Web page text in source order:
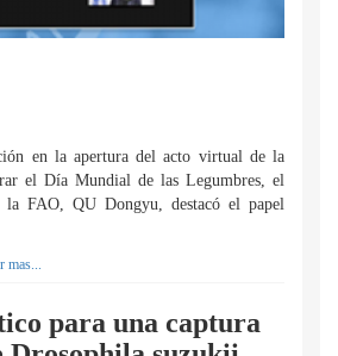
en la apertura del acto virtual de la
el Día Mundial de las Legumbres, el
la FAO, QU Dongyu, destacó el papel
mas...
para una captura